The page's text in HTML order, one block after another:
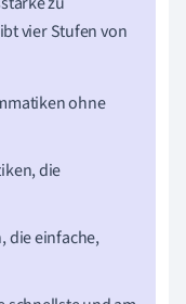
vier Stufen von
ohne
die
die einfache,